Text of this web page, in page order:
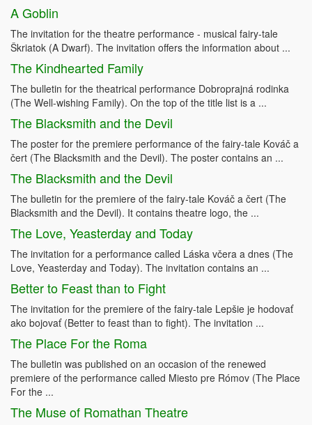
A Goblin
The invitation for the theatre performance - musical fairy-tale
Škriatok (A Dwarf). The invitation offers the information about ...
The Kindhearted Family
The bulletin for the theatrical performance Dobroprajná rodinka
(The Well-wishing Family). On the top of the title list is a ...
The Blacksmith and the Devil
The poster for the premiere performance of the fairy-tale Kováč a
čert (The Blacksmith and the Devil). The poster contains an ...
The Blacksmith and the Devil
The bulletin for the premiere of the fairy-tale Kováč a čert (The
Blacksmith and the Devil). It contains theatre logo, the ...
The Love, Yeasterday and Today
The invitation for a performance called Láska včera a dnes (The
Love, Yeasterday and Today). The invitation contains an ...
Better to Feast than to Fight
The invitation for the premiere of the fairy-tale Lepšie je hodovať
ako bojovať (Better to feast than to fight). The invitation ...
The Place For the Roma
The bulletin was published on an occasion of the renewed
premiere of the performance called Miesto pre Rómov (The Place
For the ...
The Muse of Romathan Theatre